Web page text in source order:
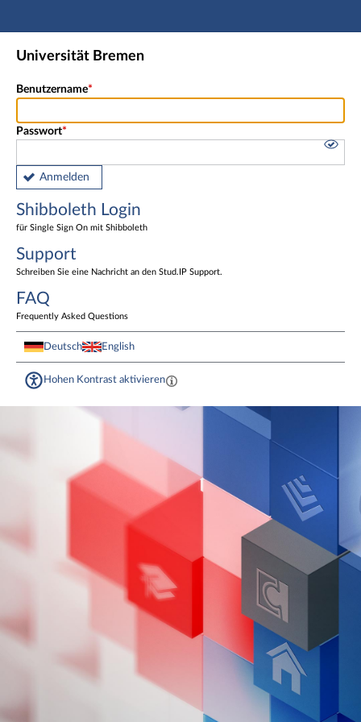
Hauptnavigation
Shibboleth Login
Universität Bremen
Benutzername
Passwort
Anmelden
Shibboleth Login
für Single Sign On mit Shibboleth
Support
Schreiben Sie eine Nachricht an den Stud.IP Support.
FAQ
Frequently Asked Questions
Deutsch English
Hohen Kontrast aktivieren